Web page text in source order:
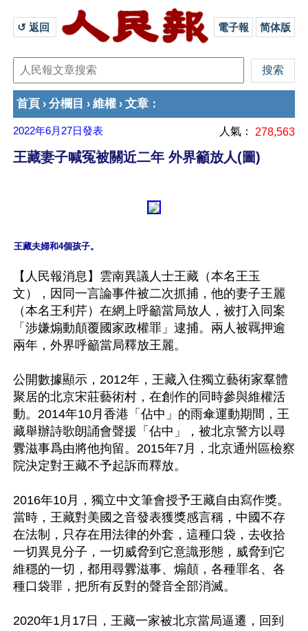
↺ 返回 電子報 简体版
首頁 › 分欄目 › 維權 › 文章 ：
2022年6月27日發表 人氣： 278,563
王藏妻子喊冤被關近二年 外界籲放人(圖)
【人民報消息】雲南異議人士王藏（本名王玉
文），因同一言論事件被二次抓捕，他的妻子王麗
（本名王利芹）在網上呼籲當局放人，被打入同案
「涉嫌煽動顛覆國家政權罪」逮捕。兩人被羈押逾
兩年，外界呼籲當局釋放王麗。
公開數據顯示，2012年，王藏入住獨立藝術家羣體
聚居的北京宋莊藝術村，在創作的同時參與維權活
動。2014年10月香港「佔中」的雨傘運動期間，王
藏舉辦詩歌朗誦會聲援「佔中」，被北京警方以尋
釁滋事爲由將他拘留。2015年7月，北京通州區檢察
院決定對王藏不予起訴而釋放。
2016年10月，獨立中文筆會授予王藏自由寫作獎。
當時，王藏對美國之音發表獲獎感言稱，中國不存
在法制，只存在用法律的外套，這種口袋，去收拾
一切異見分子，一切威脅到它意識形態，威脅到它
維穩的一切，都用尋釁滋事、煽顛，各種罪名、各
種口袋罪，把所有反對的聲音全部消滅。
2020年1月17日，王藏一家被北京當局逼遷，回到